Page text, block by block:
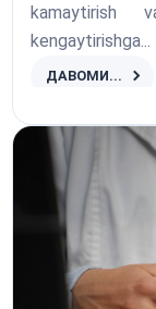
kamaytirish
kengaytirishga...
ДАВОМИ...